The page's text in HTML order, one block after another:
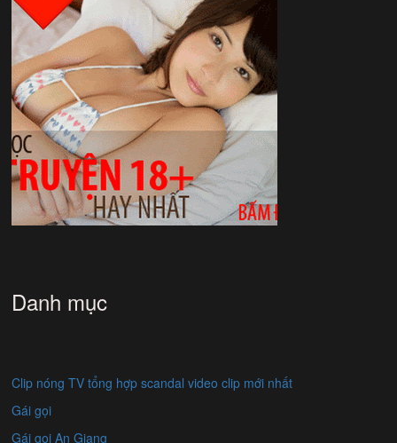
Danh mục
Clip nóng TV tổng hợp scandal video clip mới nhất
Gái gọi
Gái gọi An Giang